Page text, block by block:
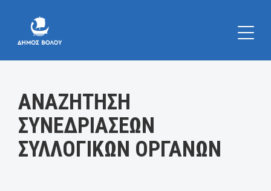
ΑΝΑΖΗΤΗΣΗ
ΣΥΝΕΔΡΙΑΣΕΩΝ
ΣΥΛΛΟΓΙΚΩΝ ΟΡΓΑΝΩΝ